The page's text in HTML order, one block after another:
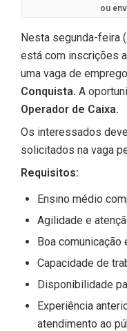
ou
Nesta segunda-feira
está com inscrições
uma vaga de
Conquista. A
Operador de Caixa.
Os interessados
solicitados na vaga
Requisitos:
Ensino médio
Agilidade e
Boa
Capacidade de
Disponibilidade
Experiência
atendimento ao